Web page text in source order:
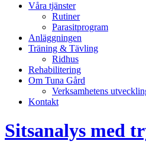
Våra tjänster
Rutiner
Parasitprogram
Anläggningen
Träning & Tävling
Ridhus
Rehabilitering
Om Tuna Gård
Verksamhetens
Kontakt
Sitsanalys med